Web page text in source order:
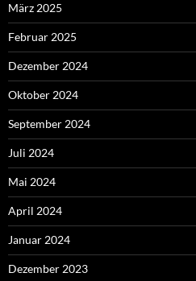
März 2025
Februar 2025
Dezember 2024
Oktober 2024
September 2024
Juli 2024
Mai 2024
April 2024
Januar 2024
Dezember 2023